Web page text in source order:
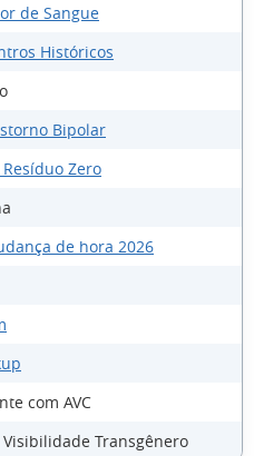
de Sangue
Históricos
Bipolar
Zero
de hora 2026
com AVC
Transgênero